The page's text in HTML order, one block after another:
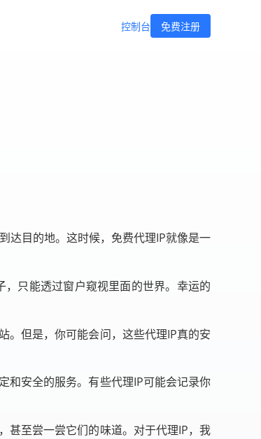
控制台 免费注册
达目的地。这时候，免费代理IP就像是一
只能透过窗户窥视里面的世界。幸运的
。但是，你可能会问，这些代理IP真的安
和安全的服务。有些代理IP可能会记录你
甚至尝一尝它们的味道。对于代理IP，我